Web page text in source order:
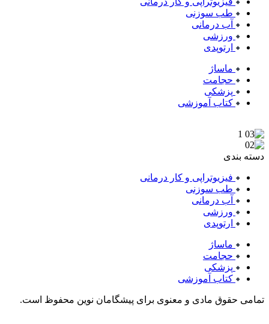
طب سوزنی
آب درمانی
ورزشی
ارتوپدی
ماساژ
حجامت
پزشکی
کتاب آموزشی
دسته بندی
فیزیوتراپی و کار درمانی
طب سوزنی
آب درمانی
ورزشی
ارتوپدی
ماساژ
حجامت
پزشکی
کتاب آموزشی
تمامی حقوق مادی و معنوی برای پیشگامان نوین محفوظ است.